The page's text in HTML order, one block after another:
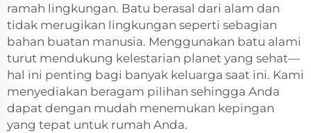
ramah lingkungan. Batu berasal dari alam dan
tidak merugikan lingkungan seperti sebagian
bahan buatan manusia. Menggunakan batu alami
turut mendukung kelestarian planet yang sehat—
hal ini penting bagi banyak keluarga saat ini. Kami
menyediakan beragam pilihan sehingga Anda
dapat dengan mudah menemukan kepingan
yang tepat untuk rumah Anda.